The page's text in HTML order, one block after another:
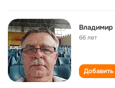
Владимир
66 лет